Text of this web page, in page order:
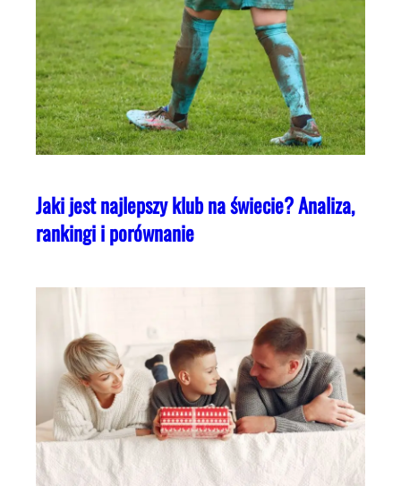
Jaki jest najlepszy klub na świecie? Analiza,
rankingi i porównanie